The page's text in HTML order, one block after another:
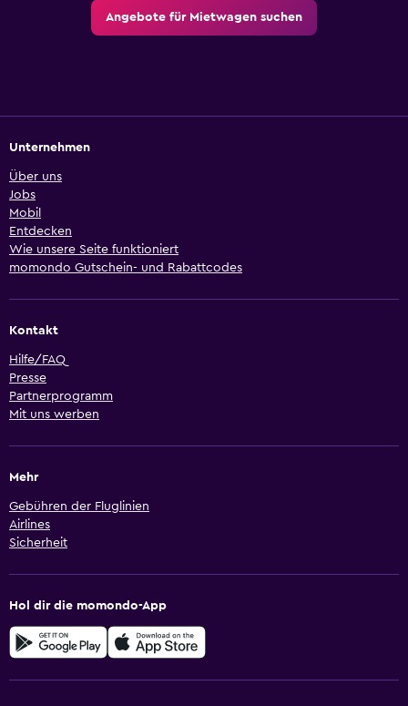
Angebote für Mietwagen suchen
Unternehmen
Über uns
Jobs
Mobil
Entdecken
Wie unsere Seite funktioniert
momondo Gutschein- und Rabattcodes
Kontakt
Hilfe/FAQ
Presse
Partnerprogramm
Mit uns werben
Mehr
Gebühren der Fluglinien
Airlines
Sicherheit
Hol dir die momondo-App